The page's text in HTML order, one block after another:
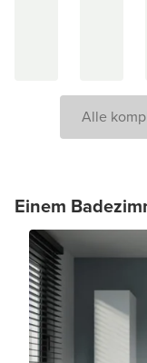
Alle
Einem